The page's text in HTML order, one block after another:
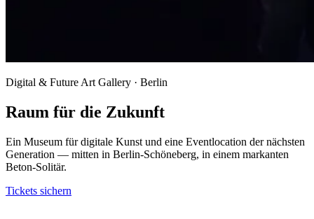
Digital & Future Art Gallery · Berlin
Raum für die Zukunft
Ein Museum für digitale Kunst und eine Eventlocation der nächsten
Generation — mitten in Berlin-Schöneberg, in einem markanten
Beton-Solitär.
Tickets sichern